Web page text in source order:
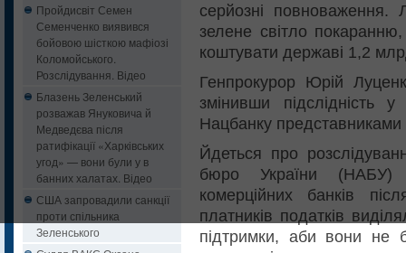
Пройдисвіт Семен
Семенченко виявився
бойовою шісткою мафіозі
Коломойського.
Розслідування. Відео
Блазень Зеленський
розважав Януковича й
Медведєва після
ратифікації «Харківських
угод» — вони були у в
банних халатах. Відео
США запровадили санкції
проти спільника
Зеленського
серйозні
зелене світло
коштувати державі 1,2
Генпрокурор Юрій
змінивши підслідність
Нацбанку
Йдеться про
бюро України (НАБУ)
комерційних банків
платників податків
підтримки, аби вони не